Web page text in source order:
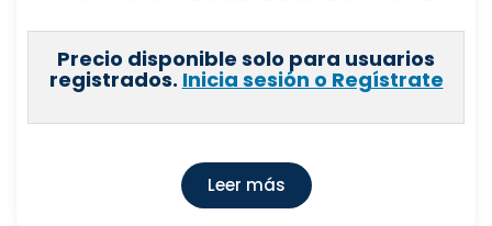
Precio disponible solo para usuarios
registrados. Inicia sesión o Regístrate
Leer más